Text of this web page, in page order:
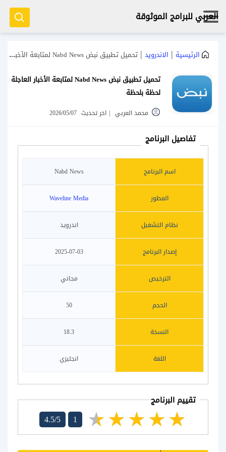
العربي للبرامج الموثوقة
الرئيسية | الاندرويد | تحميل تطبيق نبض Nabd News لمتابعة الأخبار العاجلة لحظة بلحظة
تحميل تطبيق نبض Nabd News لمتابعة الأخبار العاجلة
لحظة بلحظة
محمد العربي | اخر تحديث 2026/05/07
تفاصيل البرنامج
اسم البرنامج Nabd News
المطور Waveline Media
نظام التشغيل اندرويد
إصدار البرنامج 2025-07-03
الترخيص مجاني
الحجم 50
النسخة 18.3
اللغة انجليزي
تقييم البرنامج
4.5/5 1